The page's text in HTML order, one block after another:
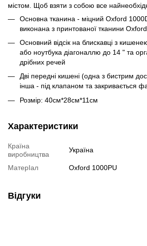
містом. Щоб взяти з собою все
Основна тканина - міцний Oxford
виконана з принтованої тканини
Основний відсік на блискавці з
або ноутбука діагоналлю до 14 " та
дрібних речей
Дві передні кишені (одна з бистрим
інша - під клапаном та закривається
Розмір: 40см*28см*11см
Характеристики
Країна
виробництва
Україна
МатерІал Oxford 1000PU
Відгуки